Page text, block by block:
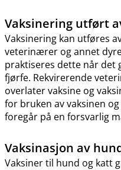
Vaksinering utført
Vaksinering kan utføres
veterinærer og annet
praktiseres dette når det
fjørfe. Rekvirerende
overlater vaksine og
for bruken av vaksinen
foregår på en forsvarlig
Vaksinasjon av
Vaksiner til hund og katt